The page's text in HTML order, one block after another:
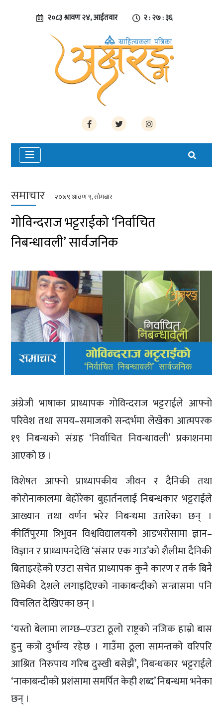
२०८३ श्रावण २४, आईतवार २ : २७ : ३६
समाचार २०७९ श्रावण ९, सोमबार
गोविन्दराज भट्टराईको ‘निर्वाचित
निबन्धावली’ सार्वजनिक
अंग्रेजी भाषाका प्राध्यापक गोविन्दराज भट्टराईले आफ्नो
परिवेश तथा समय–समाजको सन्दर्भमा लेखेका आत्मपरक
१९ निबन्धको संग्रह ‘निर्वाचित निवन्धावली’ प्रकाशनमा
आएको छ ।
विशेषत आफ्नो प्राध्यापकीय जीवन र दैनिकी तथा
कोरोनाकालमा बेहोरेका बुहार्तनलाई निबन्धकार भट्टराईले
आख्यान तथा वर्णन भरेर निबन्धमा उतारेका छन् ।
कीर्तिपुरमा त्रिभुवन विश्वविद्यालयको आडभरोसामा ज्ञान–
विज्ञान र प्राध्यापनदेखि ‘संसार एक गाउ’को शैलीमा दैनिकी
बिताइरहेको एउटा सचेत प्राध्यापक कुनै कारण र तर्क बिनै
छिमेकी देशले लगाइदिएको नाकाबन्दीको सन्त्रासमा पनि
विचलित देखिएका छन् ।
‘यस्तो बेलामा लाग्छ‒एउटा ठूलो राष्ट्रको नजिक हाम्रो बास
हुनु कत्रो दुर्भाग्य रहेछ । गाउँमा ठूला सामन्तको वरिपरि
आश्रित निरुपाय गरिब दुस्खी बसेझैं’, निबन्धकार भट्टराईले
‘नाकाबन्दीको प्रशंसामा समर्पित केही शब्द’ निबन्धमा भनेका
छन् ।